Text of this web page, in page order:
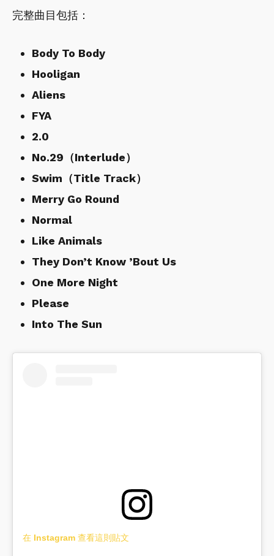
完整曲目包括：
Body To Body
Hooligan
Aliens
FYA
2.0
No.29（Interlude）
Swim（Title Track）
Merry Go Round
Normal
Like Animals
They Don’t Know ’Bout Us
One More Night
Please
Into The Sun
在 Instagram 查看這則貼文